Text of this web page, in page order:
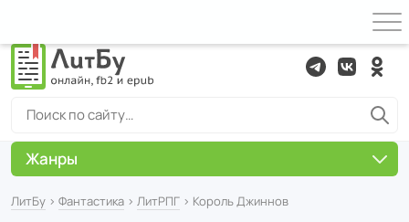
ЛитБу › Фантастика › ЛитРПГ › Король Джиннов
Жанры